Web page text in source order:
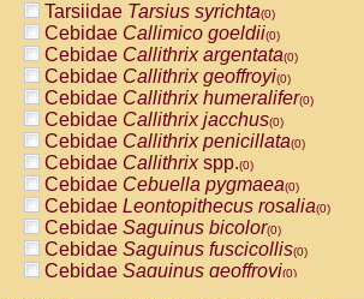
Tarsiidae Tarsius syrichta(0)
Cebidae Callimico goeldii(0)
Cebidae Callithrix argentata(0)
Cebidae Callithrix geoffroyi(0)
Cebidae Callithrix humeralifer(0)
Cebidae Callithrix jacchus(0)
Cebidae Callithrix penicillata(0)
Cebidae Callithrixspp.(0)
Cebidae Cebuella pygmaea(0)
Cebidae Leontopithecus rosalia(0)
Cebidae Saguinus bicolor(0)
Cebidae Saguinus fuscicollis(0)
Cebidae Saguinus geoffroyi(0)